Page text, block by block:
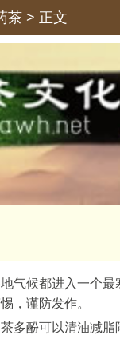
茶 > 正文
气候都进入一个
，谨防发作。
多酚可以清油减